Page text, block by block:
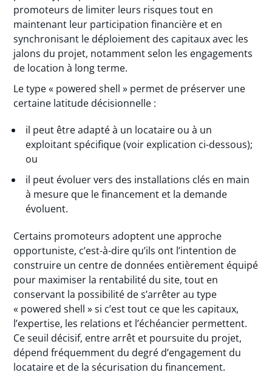
promoteurs de limiter leurs risques tout en
maintenant leur participation financière et en
synchronisant le déploiement des capitaux avec les
jalons du projet, notamment selon les engagements
de location à long terme.
Le type « powered shell » permet de préserver une
certaine latitude décisionnelle :
il peut être adapté à un locataire ou à un
exploitant spécifique (voir explication ci-dessous);
ou
il peut évoluer vers des installations clés en main
à mesure que le financement et la demande
évoluent.
Certains promoteurs adoptent une approche
opportuniste, c’est-à-dire qu’ils ont l’intention de
construire un centre de données entièrement équipé
pour maximiser la rentabilité du site, tout en
conservant la possibilité de s’arrêter au type
« powered shell » si c’est tout ce que les capitaux,
l’expertise, les relations et l’échéancier permettent.
Ce seuil décisif, entre arrêt et poursuite du projet,
dépend fréquemment du degré d’engagement du
locataire et de la sécurisation du financement.